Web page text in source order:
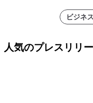
ビジネ
人気のプレスリリ